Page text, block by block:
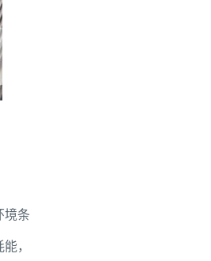
境条
，